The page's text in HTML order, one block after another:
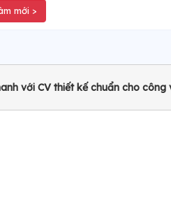
mới >
với CV thiết kế chuẩn cho công